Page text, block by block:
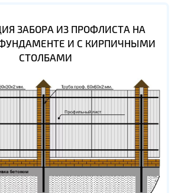
ЗАБОРА ИЗ ПРОФЛИСТА НА
И С КИРПИЧНЫМИ
СТОЛБАМИ